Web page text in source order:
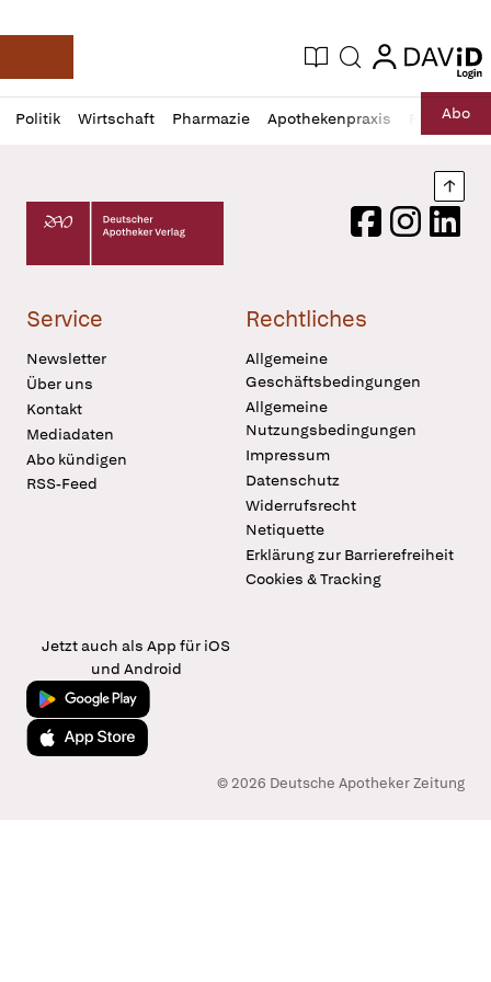
Deutsche Apotheker Zeitung
Aktuelle Ausgabe
Suche login
login
Politik Wirtschaft Pharmazie Apothekenpraxis RechtAbo
Profil
öffnen
Daz
Pur
Deutscher Apotheker Verlag Logo
FacebookInstagram
Service
Newsletter
Über uns
Kontakt
Mediadaten
Abo kündigen
RSS-Feed
Rechtliches
Allgemeine
Geschäftsbedingungen
Allgemeine
Nutzungsbedingungen
Impressum
Datenschutz
Widerrufsrecht
Netiquette
Erklärung zur Barrierefreiheit
Cookies & Tracking
Jetzt auch als App für iOS
und Android
Jetzt bei Google Play
Laden im App Store
© 2026 Deutsche Apotheker Zeitung